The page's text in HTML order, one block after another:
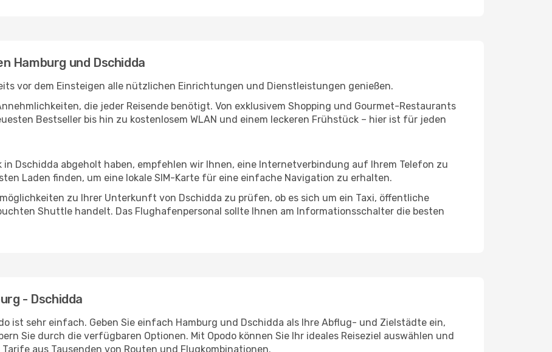
Hamburg und Dschidda
vor dem Einsteigen alle nützlichen Einrichtungen und Dienstleistungen genießen.
die jeder Reisende benötigt. Von exklusivem Shopping und Gourmet-Restaurants
Bestseller bis hin zu kostenlosem WLAN und einem leckeren Frühstück – hier ist für jeden
in Dschidda abgeholt haben, empfehlen wir Ihnen, eine Internetverbindung auf Ihrem Telefon zu
Laden finden, um eine lokale SIM-Karte für eine einfache Navigation zu erhalten.
zu Ihrer Unterkunft von Dschidda zu prüfen, ob es sich um ein Taxi, öffentliche
Shuttle handelt. Das Flughafenpersonal sollte Ihnen am Informationsschalter die besten
- Dschidda
ist sehr einfach. Geben Sie einfach Hamburg und Dschidda als Ihre Abflug- und Zielstädte ein,
Sie durch die verfügbaren Optionen. Mit Opodo können Sie Ihr ideales Reiseziel auswählen und
aus Tausenden von Routen und Flugkombinationen.